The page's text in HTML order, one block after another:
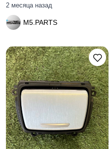
2 месяца назад
M5.PARTS